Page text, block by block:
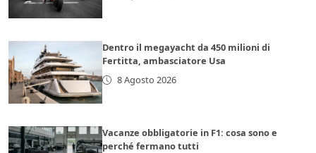
Dentro il megayacht da 450 milioni di
Fertitta, ambasciatore Usa
8 Agosto 2026
Vacanze obbligatorie in F1: cosa sono e
perché fermano tutti